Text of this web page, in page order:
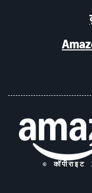
©